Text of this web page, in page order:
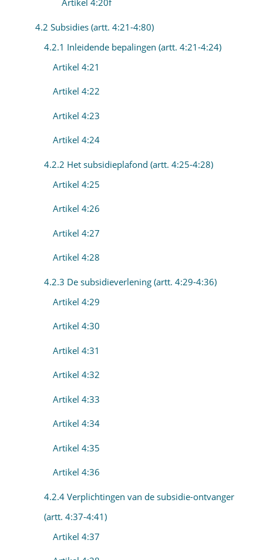
Artikel 4:20f
4.2 Subsidies (artt. 4:21-4:80)
4.2.1 Inleidende bepalingen (artt. 4:21-4:24)
Artikel 4:21
Artikel 4:22
Artikel 4:23
Artikel 4:24
4.2.2 Het subsidieplafond (artt. 4:25-4:28)
Artikel 4:25
Artikel 4:26
Artikel 4:27
Artikel 4:28
4.2.3 De subsidieverlening (artt. 4:29-4:36)
Artikel 4:29
Artikel 4:30
Artikel 4:31
Artikel 4:32
Artikel 4:33
Artikel 4:34
Artikel 4:35
Artikel 4:36
4.2.4 Verplichtingen van de subsidie-ontvanger
(artt. 4:37-4:41)
Artikel 4:37